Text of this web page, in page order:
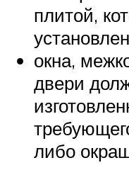
плитой,
окна,
двери
либо